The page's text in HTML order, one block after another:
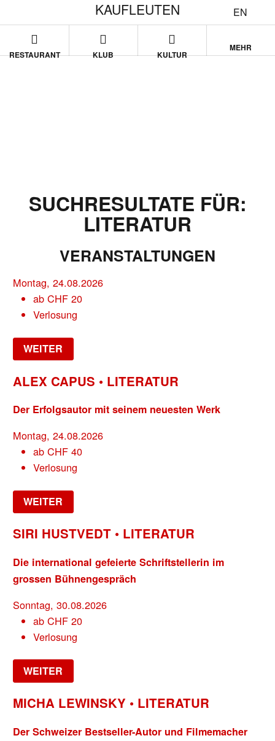
EN
KAUFLEUTEN
RESTAURANT KLUB KULTUR
MEHR
SUCHRESULTATE FÜR:
LITERATUR
VERANSTALTUNGEN
Montag, 24.08.2026
ab CHF20
Verlosung
WEITER
ALEX CAPUS • LITERATUR
Der Erfolgsautor mit seinem neuesten Werk
Montag, 24.08.2026
ab CHF40
Verlosung
WEITER
SIRI HUSTVEDT • LITERATUR
Die international gefeierte Schriftstellerin im
grossen Bühnengespräch
Sonntag, 30.08.2026
ab CHF20
Verlosung
WEITER
MICHA LEWINSKY • LITERATUR
Der Schweizer Bestseller-Autor und Filmemacher